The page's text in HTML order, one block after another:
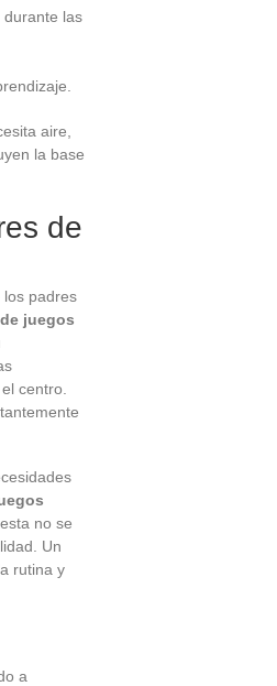
durante las
aire,
la base
de
los padres
juegos
centro.
no se
Un
rutina y
a